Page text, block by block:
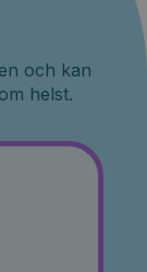
och kan
helst.